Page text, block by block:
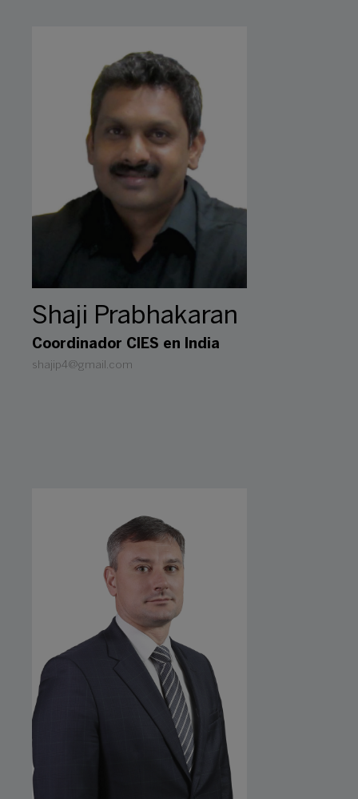
Shaji Prabhakaran
Coordinador CIES en India
shajip4@gmail.com